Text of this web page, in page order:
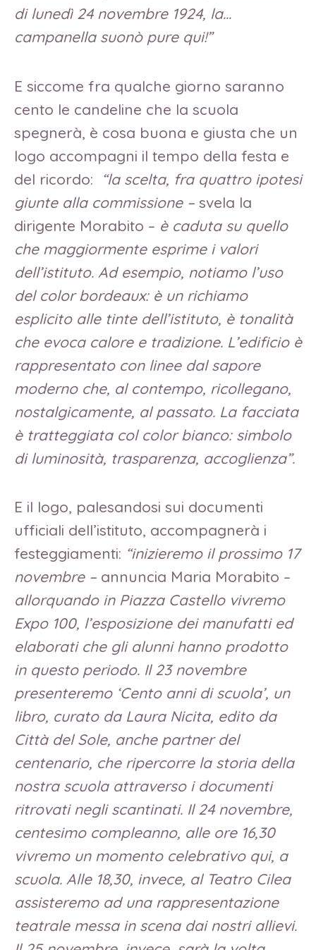
di lunedì 24 novembre 1924, la…
campanella suonò pure qui!”
E siccome fra qualche giorno saranno
cento le candeline che la scuola
spegnerà, è cosa buona e giusta che un
logo accompagni il tempo della festa e
del ricordo:
“la scelta, fra quattro ipotesi
giunte alla commissione – svela la
dirigente Morabito – è caduta su quello
che maggiormente esprime i valori
dell’istituto. Ad esempio, notiamo l’uso
del color bordeaux: è un richiamo
esplicito alle tinte dell’istituto, è tonalità
che evoca calore e tradizione. L’edificio è
rappresentato con linee dal sapore
moderno che, al contempo, ricollegano,
nostalgicamente, al passato. La facciata
è tratteggiata col color bianco: simbolo
di luminosità, trasparenza, accoglienza”.
E il logo, palesandosi sui documenti
ufficiali dell’istituto, accompagnerà i
festeggiamenti: “inizieremo il prossimo 17
novembre – annuncia Maria Morabito –
allorquando in Piazza Castello vivremo
Expo 100, l’esposizione dei manufatti ed
elaborati che gli alunni hanno prodotto
in questo periodo. Il 23 novembre
presenteremo ‘Cento anni di scuola’, un
libro, curato da Laura Nicita, edito da
Città del Sole, anche partner del
centenario, che ripercorre la storia della
nostra scuola attraverso i documenti
ritrovati negli scantinati. Il 24 novembre,
centesimo compleanno, alle ore 16,30
vivremo un momento celebrativo qui, a
scuola. Alle 18,30, invece, al Teatro Cilea
assisteremo ad una rappresentazione
teatrale messa in scena dai nostri allievi.